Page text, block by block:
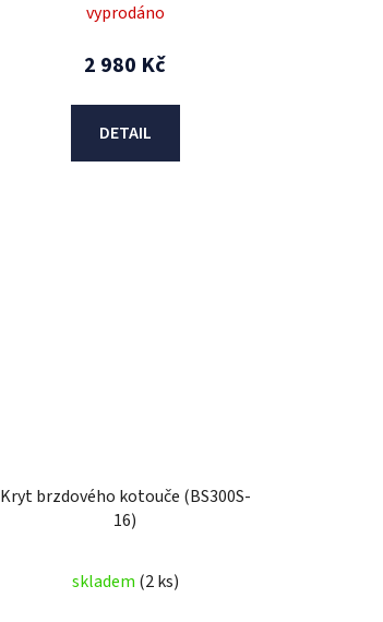
vyprodáno
2 980 Kč
DETAIL
Kryt brzdového kotouče (BS300S-
16)
skladem (2 ks)